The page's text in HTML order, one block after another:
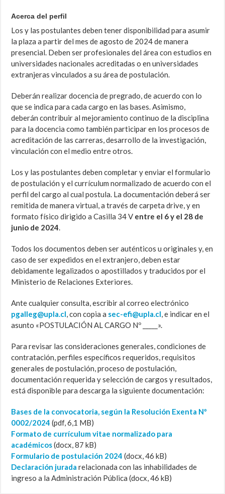
Acerca del perfil
Los y las postulantes deben tener disponibilidad para asumir
la plaza a partir del mes de agosto de 2024 de manera
presencial. Deben ser profesionales del área con estudios en
universidades nacionales acreditadas o en universidades
extranjeras vinculados a su área de postulación.
Deberán realizar docencia de pregrado, de acuerdo con lo
que se indica para cada cargo en las bases. Asimismo,
deberán contribuir al mejoramiento continuo de la disciplina
para la docencia como también participar en los procesos de
acreditación de las carreras, desarrollo de la investigación,
vinculación con el medio entre otros.
Los y las postulantes deben completar y enviar el formulario
de postulación y el currículum normalizado de acuerdo con el
perfil del cargo al cual postula. La documentación deberá ser
remitida de manera virtual, a través de carpeta drive, y en
formato físico dirigido a Casilla 34 V entre el 6 y el 28 de
junio de 2024.
Todos los documentos deben ser auténticos u originales y, en
caso de ser expedidos en el extranjero, deben estar
debidamente legalizados o apostillados y traducidos por el
Ministerio de Relaciones Exteriores.
Ante cualquier consulta, escribir al correo electrónico
pgalleg@upla.cl, con copia a sec-efi@upla.cl, e indicar en el
asunto «POSTULACIÓN AL CARGO Nº _____».
Para revisar las consideraciones generales, condiciones de
contratación, perfiles específicos requeridos, requisitos
generales de postulación, proceso de postulación,
documentación requerida y selección de cargos y resultados,
está disponible para descarga la siguiente documentación:
Bases de la convocatoria, según la Resolución Exenta Nº
0002/2024 (pdf, 6,1 MB)
Formato de currículum vitae normalizado para
académicos(docx, 87 kB)
Formulario de postulación 2024 (docx, 46 kB)
Declaración jurada relacionada con las inhabilidades de
ingreso a la Administración Pública (docx, 46 kB)